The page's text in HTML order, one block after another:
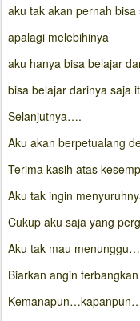
aku tak akan pernah bisa
apalagi melebihinya
aku hanya bisa belajar
bisa belajar darinya saja
Selanjutnya….
Aku akan berpetualang
Terima kasih atas
Aku tak ingin
Cukup aku saja yang
Aku tak mau
Biarkan angin